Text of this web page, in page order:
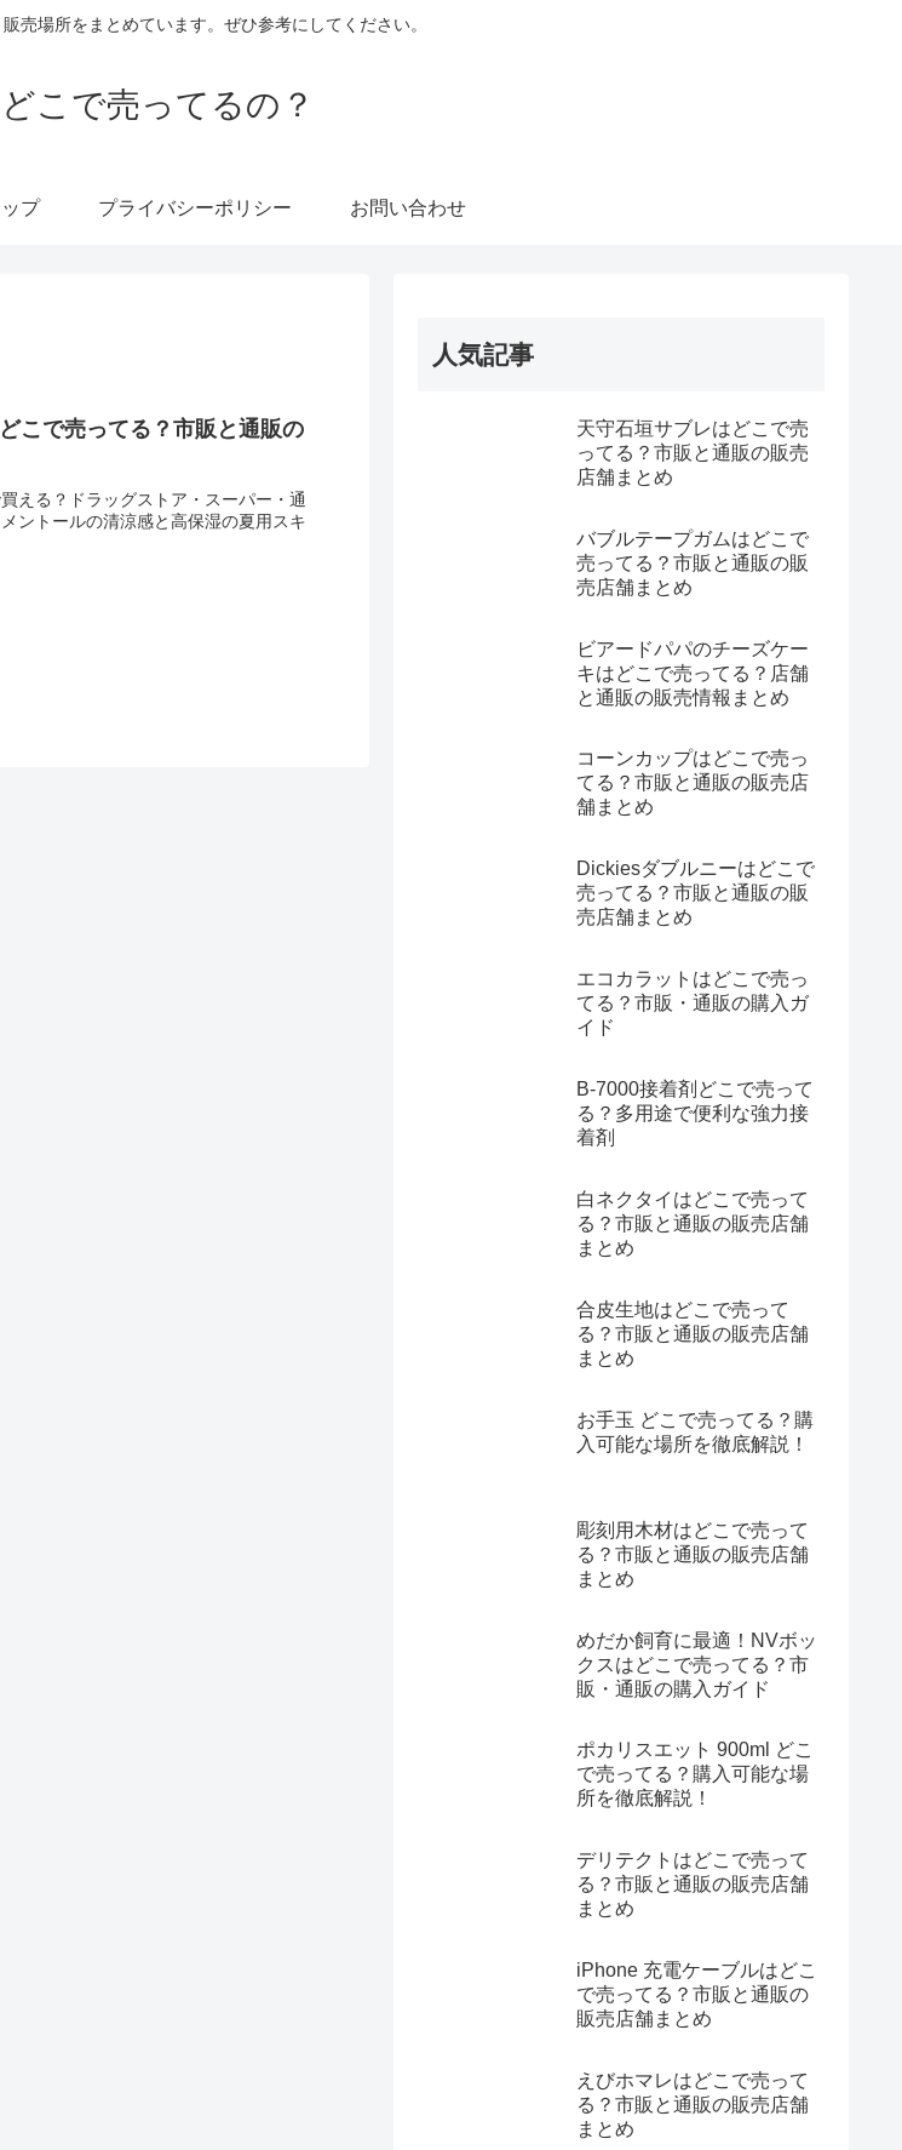
売場所をまとめています。ぜひ参考にしてください。
こで売ってるの？
プ プライバシーポリシー お問い合わせ
こで売ってる？市販と通販の
える？ドラッグストア・スーパー・通
ントールの清涼感と高保湿の夏用スキ
人気記事
天守石垣サブレはどこで売
ってる？市販と通販の販売
店舗まとめ
バブルテープガムはどこで
売ってる？市販と通販の販
売店舗まとめ
ビアードパパのチーズケー
キはどこで売ってる？店舗
と通販の販売情報まとめ
コーンカップはどこで売っ
てる？市販と通販の販売店
舗まとめ
Dickiesダブルニーはどこで
売ってる？市販と通販の販
売店舗まとめ
エコカラットはどこで売っ
てる？市販・通販の購入ガ
イド
B-7000接着剤どこで売って
る？多用途で便利な強力接
着剤
白ネクタイはどこで売って
る？市販と通販の販売店舗
まとめ
合皮生地はどこで売って
る？市販と通販の販売店舗
まとめ
お手玉 どこで売ってる？購
入可能な場所を徹底解説！
彫刻用木材はどこで売って
る？市販と通販の販売店舗
まとめ
めだか飼育に最適！NVボッ
クスはどこで売ってる？市
販・通販の購入ガイド
ポカリスエット 900ml どこ
で売ってる？購入可能な場
所を徹底解説！
デリテクトはどこで売って
る？市販と通販の販売店舗
まとめ
iPhone 充電ケーブルはどこ
で売ってる？市販と通販の
販売店舗まとめ
えびホマレはどこで売って
る？市販と通販の販売店舗
まとめ